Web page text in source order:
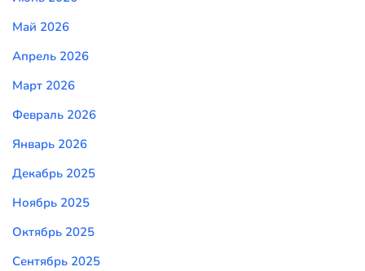
Май 2026
Апрель 2026
Март 2026
Февраль 2026
Январь 2026
Декабрь 2025
Ноябрь 2025
Октябрь 2025
Сентябрь 2025